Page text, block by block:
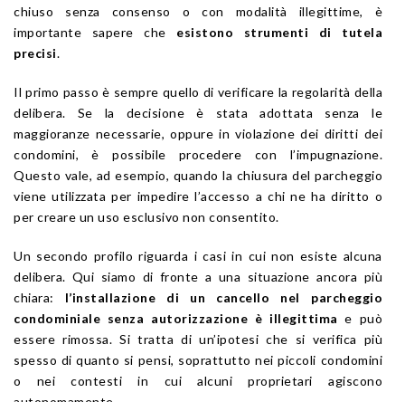
chiuso senza consenso o con modalità illegittime, è
importante sapere che esistono strumenti di tutela
precisi.
Il primo passo è sempre quello di verificare la regolarità della
delibera. Se la decisione è stata adottata senza le
maggioranze necessarie, oppure in violazione dei diritti dei
condomini, è possibile procedere con l’impugnazione.
Questo vale, ad esempio, quando la chiusura del parcheggio
viene utilizzata per impedire l’accesso a chi ne ha diritto o
per creare un uso esclusivo non consentito.
Un secondo profilo riguarda i casi in cui non esiste alcuna
delibera. Qui siamo di fronte a una situazione ancora più
chiara: l’installazione di un cancello nel parcheggio
condominiale senza autorizzazione è illegittima e può
essere rimossa. Si tratta di un’ipotesi che si verifica più
spesso di quanto si pensi, soprattutto nei piccoli condomini
o nei contesti in cui alcuni proprietari agiscono